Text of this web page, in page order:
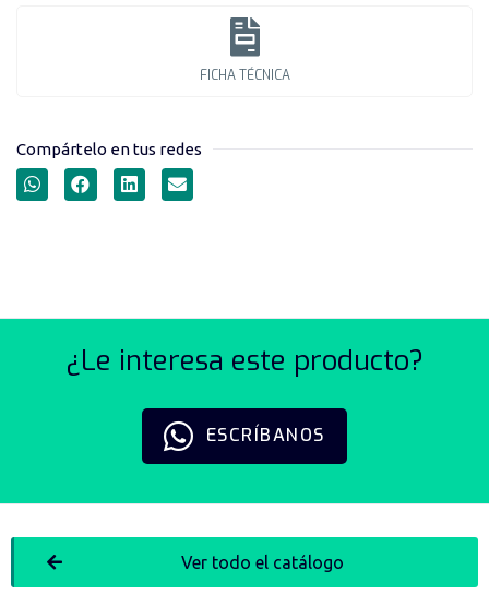
FICHA TÉCNICA
Compártelo en tus redes
¿Le interesa este producto?
ESCRÍBANOS
Ver todo el catálogo